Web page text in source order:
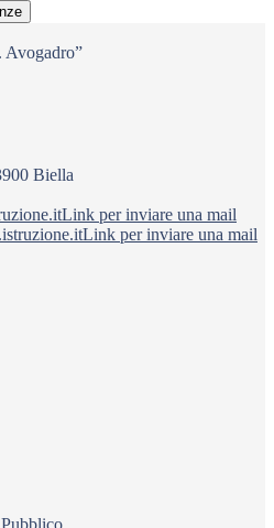
Avogadro”
Biella
Link per inviare una mail
Link per inviare una mail